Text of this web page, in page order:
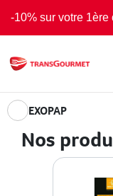
-10% sur votre
EXOPAP
Nos